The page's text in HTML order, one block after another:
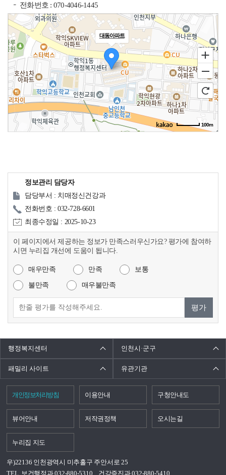
전화번호 : 070-4046-1445
대동아파트
100m
전화
정보관리 담당자
담당부서 : 치매정신건강과
전화번호 : 032-728-6601
최종수정일 : 2025-10-23
이 페이지에서 제공하는 정보가 만족스러우신가요? 평가에 참여하
시면 누리집 개선에 도움이 됩니다.
매우만족 만족 보통
불만족 매우불만족
평가
행정복지센터 인천시·군구
패밀리 사이트 유관기관
개인정보처리방침 이용안내 구청안내도
뷰어안내 저작권정책 오시는길
누리집 지도
우)22136 인천광역시 미추홀구 주안서로 25
TEL. 보건행정과 032-880-5310
건강증진과 032-880-5410